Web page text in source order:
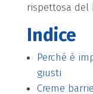
rispettosa del
Indice
Perché è
giusti
Creme